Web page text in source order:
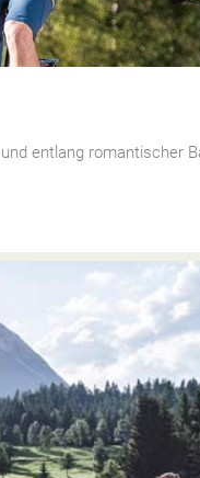
entlang romantischer